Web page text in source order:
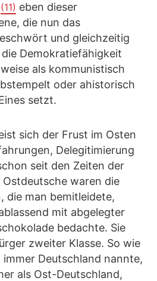
(11) eben dieser
die nun das
und gleichzeitig
Demokratiefähigkeit
als kommunistisch
oder ahistorisch
setzt.
sich der Frust im Osten
Delegitimierung
seit den Zeiten der
waren die
die man bemitleidete,
mit abgelegter
bedachte. Sie
zweiter Klasse. So wie
immer Deutschland nannte,
als Ost-Deutschland,